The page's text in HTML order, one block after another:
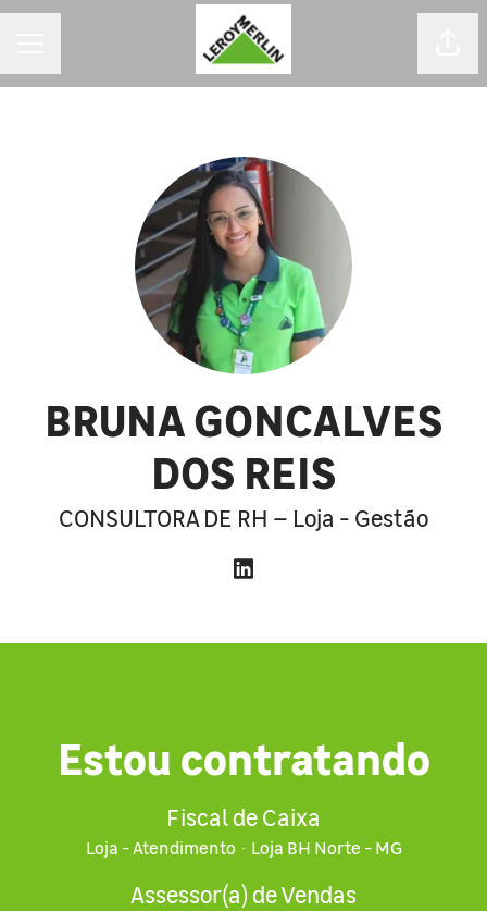
BRUNA GONCALVES
DOS REIS
CONSULTORA DE RH – Loja - Gestão
Estou contratando
Fiscal de Caixa
Loja - Atendimento · Loja BH Norte - MG
Assessor(a) de Vendas